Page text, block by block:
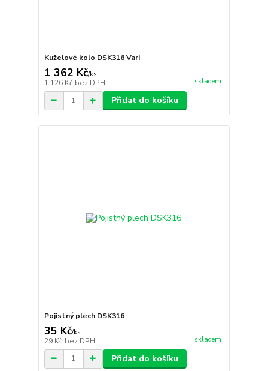
Kuželové kolo DSK316 Vari
1 362 Kč/ks
1 126 Kč bez DPH skladem
Přidat do košíku
Pojistný plech DSK316
35 Kč/ks
29 Kč bez DPH skladem
Přidat do košíku